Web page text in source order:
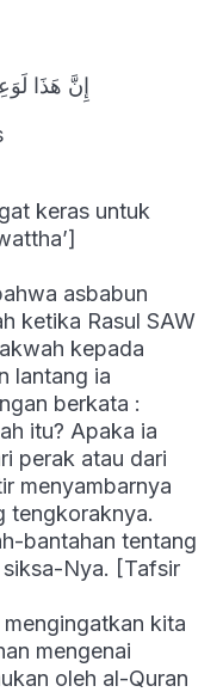
إِنَّ هَذَا
keras untuk
asbabun
ketika Rasul SAW
kepada
lantang ia
berkata :
itu? Apaka ia
perak atau dari
menyambarnya
tengkoraknya.
bantahan tentang
siksa-Nya. [Tafsir
kita
mengenai
oleh al-Quran